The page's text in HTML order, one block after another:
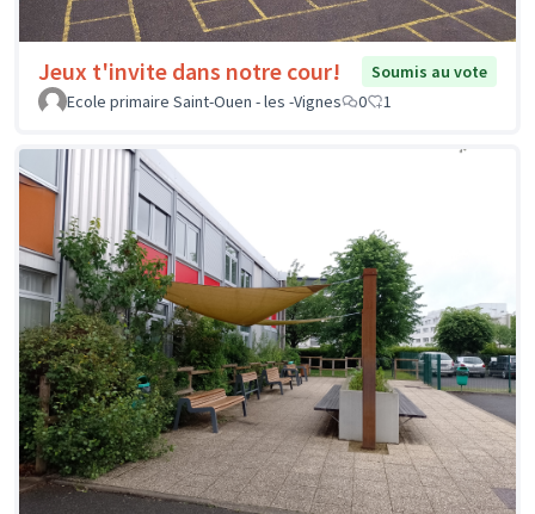
Jeux t'invite dans notre cour!
Soumis au vote
Ecole primaire Saint-Ouen - les -Vignes
0 1